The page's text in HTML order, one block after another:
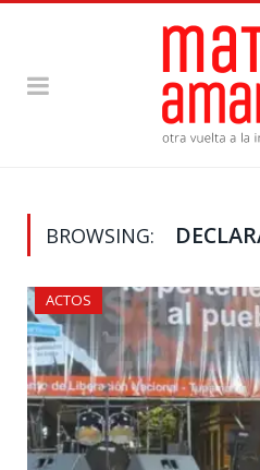
BROWSING:
ACTOS